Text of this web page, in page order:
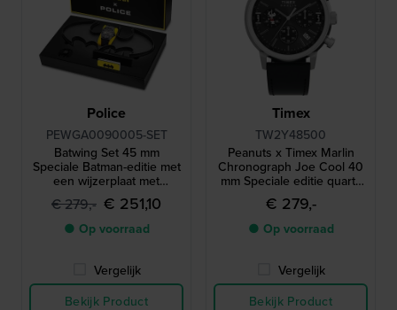
Police
PEWGA0090005-SET
Batwing Set 45 mm
Speciale Batman-editie met
een wijzerplaat met
draaiend logo en een
Batwing-spinner
€ 279,- € 251,10
● Op voorraad
Vergelijk
Bekijk Product
Timex
TW2Y48500
Peanuts x Timex Marlin
Chronograph Joe Cool 40
mm Speciale editie quartz
chronograaf met datum
€ 279,-
● Op voorraad
Vergelijk
Bekijk Product